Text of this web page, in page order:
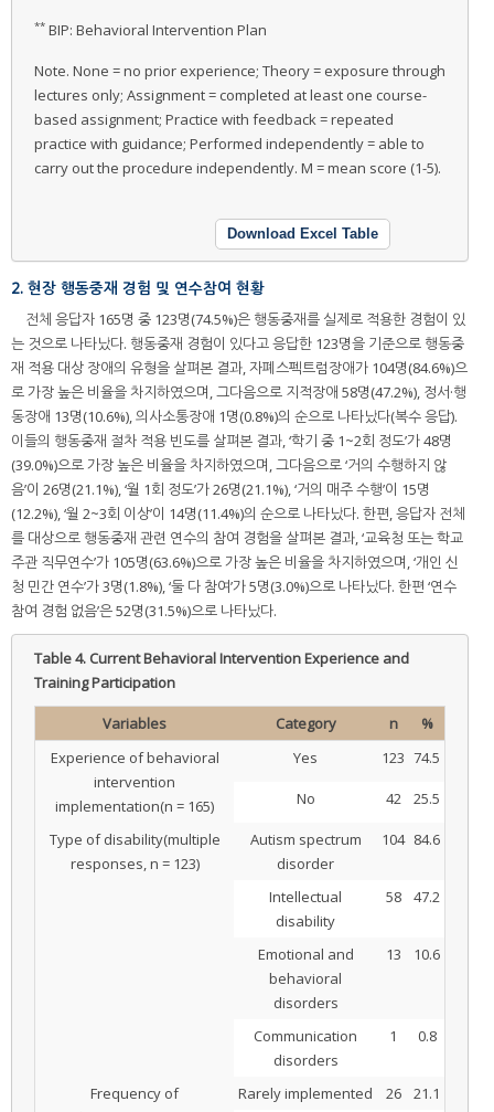
** BIP: Behavioral Intervention Plan
Note. None = no prior experience; Theory = exposure through
lectures only; Assignment = completed at least one course-
based assignment; Practice with feedback = repeated
practice with guidance; Performed independently = able to
carry out the procedure independently. M = mean score (1-5).
Download Excel Table
2. 현장 행동중재 경험 및 연수참여 현황
전체 응답자 165명 중 123명(74.5%)은 행동중재를 실제로 적용한 경험이 있
는 것으로 나타났다. 행동중재 경험이 있다고 응답한 123명을 기준으로 행동중
재 적용 대상 장애의 유형을 살펴본 결과, 자폐스펙트럼장애가 104명(84.6%)으
로 가장 높은 비율을 차지하였으며, 그다음으로 지적장애 58명(47.2%), 정서·행
동장애 13명(10.6%), 의사소통장애 1명(0.8%)의 순으로 나타났다(복수 응답).
이들의 행동중재 절차 적용 빈도를 살펴본 결과, ‘학기 중 1~2회 정도’가 48명
(39.0%)으로 가장 높은 비율을 차지하였으며, 그다음으로 ‘거의 수행하지 않
음’이 26명(21.1%), ‘월 1회 정도’가 26명(21.1%), ‘거의 매주 수행’이 15명
(12.2%), ‘월 2~3회 이상’이 14명(11.4%)의 순으로 나타났다. 한편, 응답자 전체
를 대상으로 행동중재 관련 연수의 참여 경험을 살펴본 결과, ‘교육청 또는 학교
주관 직무연수’가 105명(63.6%)으로 가장 높은 비율을 차지하였으며, ‘개인 신
청 민간 연수’가 3명(1.8%), ‘둘 다 참여’가 5명(3.0%)으로 나타났다. 한편 ‘연수
참여 경험 없음’은 52명(31.5%)으로 나타났다.
Table 4. Current Behavioral Intervention Experience and
Training Participation
Variables Category n
%
Experience of behavioral
intervention
implementation(n = 165)
Yes 123 74.5
No 42 25.5
Type of disability(multiple
responses, n = 123)
Autism spectrum
disorder
104 84.6
Intellectual
disability
58 47.2
Emotional and
behavioral
disorders
13 10.6
Communication
disorders
1 0.8
Frequency of
Rarely implemented 26
21.1